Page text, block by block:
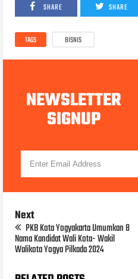
SHARE SHARE
TAGS BISNIS
NEWSLETTER
SIGNUP
Next
PKB Kota Yogyakarta Umumkan 8
Nama Kandidat Wali Kota- Wakil
Walikota Yogya Pilkada 2024